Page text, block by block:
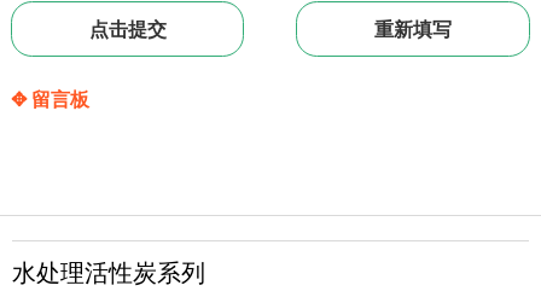
✥ 留言板
水处理活性炭系列